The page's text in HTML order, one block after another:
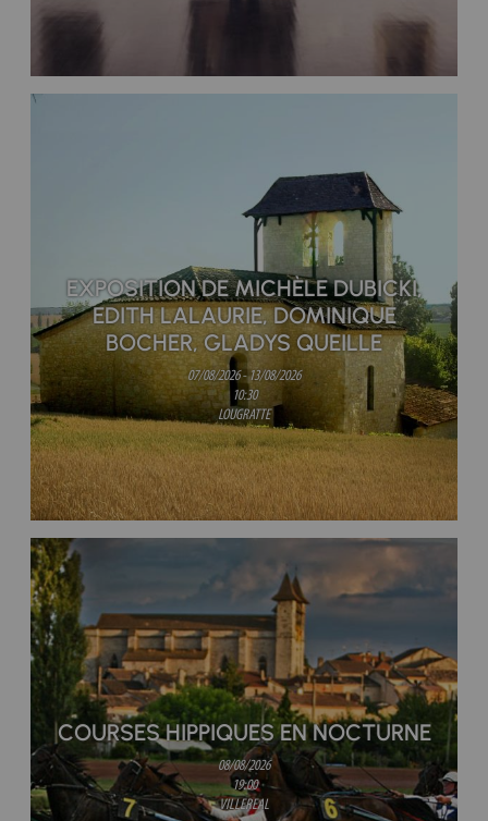
EXPOSITION DE MICHÈLE DUBICKI,
EDITH LALAURIE, DOMINIQUE
BOCHER, GLADYS QUEILLE
07/08/2026 - 13/08/2026
10:30
LOUGRATTE
COURSES HIPPIQUES EN NOCTURNE
08/08/2026
19:00
VILLEREAL